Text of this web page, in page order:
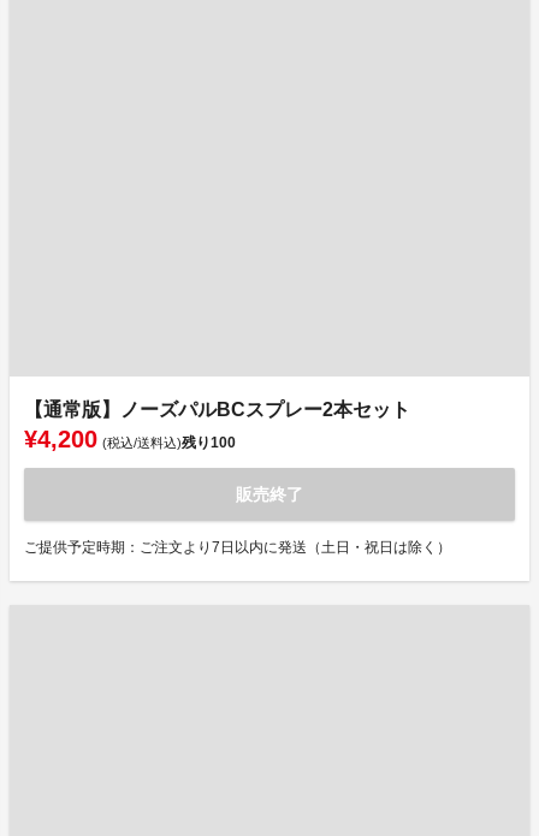
【通常版】ノーズパルBCスプレー2本セット
¥4,200 (税込/送料込)残り100
販売終了
ご提供予定時期：ご注文より7日以内に発送（土日・祝日は除く）